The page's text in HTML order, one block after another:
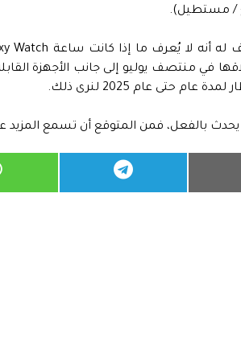
/ مستطيل).
في منتصف يوليو إلى جانب الأجهزة
عام حتى عام 2025 لنرى ذلك.
يحدث بالفعل، فمن المتوقع أن تسمع المزيد